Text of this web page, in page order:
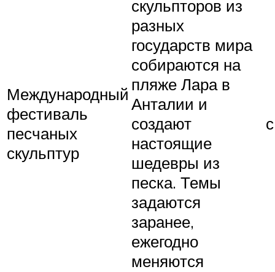
Международный
фестиваль
песчаных
скульптур
скульпторов из
разных
государств мира
собираются на
пляже Лара в
Анталии и
создают
настоящие
шедевры из
песка. Темы
задаются
заранее,
ежегодно
меняются